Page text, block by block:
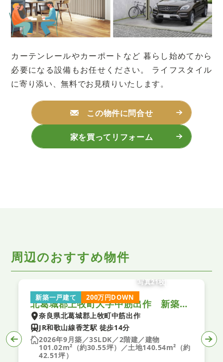
カーテンレールやカーポートなど 暮らし始めてから
必要になる設備もお任せください。
ライフスタイル
に寄り添い、無料でお見積りいたします。
この物件に問合せ
家を買ってリフォーム
周辺のおすすめ物件
新築一戸建て 200万円DOWN
写真21枚
北葛城郡上牧町大字中筋出作 新築一戸建て ３期 ２号棟
奈良県北葛城郡上牧町中筋出作
JR和歌山線香芝駅 徒歩14分
2026年9月築／3SLDK／2階建／建物
101.02m²（約30.55坪）／土地140.54m²（約
42.51坪）